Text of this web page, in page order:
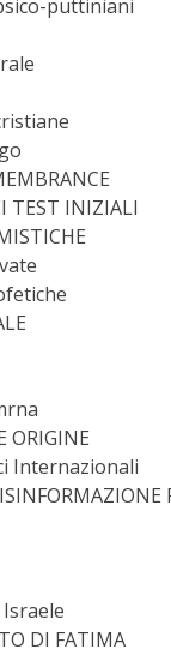
puttiniani
TEST INIZIALI
ORIGINE
Internazionali
DI FATIMA